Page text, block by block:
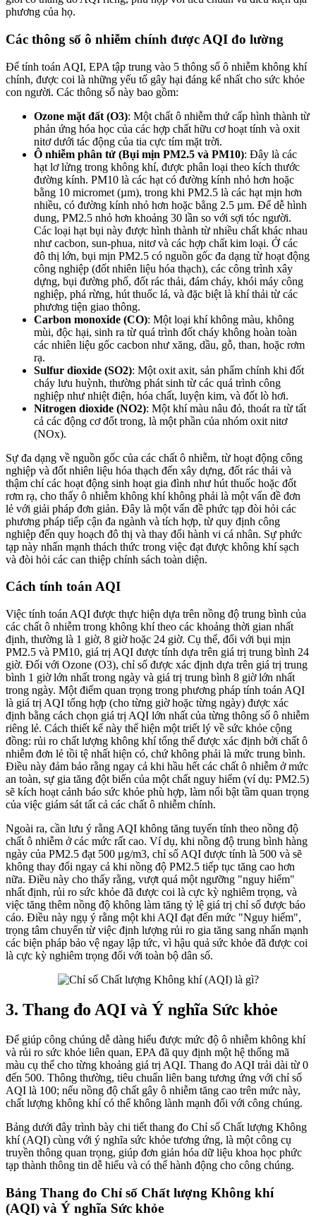
phương của họ.
Các thông số ô nhiễm chính được AQI đo lường
Để tính toán AQI, EPA tập trung vào 5 thông số ô nhiễm không khí
chính, được coi là những yếu tố gây hại đáng kể nhất cho sức khỏe
con người. Các thông số này bao gồm:
Ozone mặt đất (O3): Một chất ô nhiễm thứ cấp hình thành từ
phản ứng hóa học của các hợp chất hữu cơ hoạt tính và oxit
nitơ dưới tác động của tia cực tím mặt trời.
Ô nhiễm phân tử (Bụi mịn PM2.5 và PM10): Đây là các
hạt lơ lửng trong không khí, được phân loại theo kích thước
đường kính. PM10 là các hạt có đường kính nhỏ hơn hoặc
bằng 10 micromet (µm), trong khi PM2.5 là các hạt mịn hơn
nhiều, có đường kính nhỏ hơn hoặc bằng 2.5 µm. Để dễ hình
dung, PM2.5 nhỏ hơn khoảng 30 lần so với sợi tóc người.
Các loại hạt bụi này được hình thành từ nhiều chất khác nhau
như cacbon, sun-phua, nitơ và các hợp chất kim loại. Ở các
đô thị lớn, bụi mịn PM2.5 có nguồn gốc đa dạng từ hoạt động
công nghiệp (đốt nhiên liệu hóa thạch), các công trình xây
dựng, bụi đường phố, đốt rác thải, đám cháy, khói máy công
nghiệp, phá rừng, hút thuốc lá, và đặc biệt là khí thải từ các
phương tiện giao thông.
Carbon monoxide (CO): Một loại khí không màu, không
mùi, độc hại, sinh ra từ quá trình đốt cháy không hoàn toàn
các nhiên liệu gốc cacbon như xăng, dầu, gỗ, than, hoặc rơm
rạ.
Sulfur dioxide (SO2): Một oxit axit, sản phẩm chính khi đốt
cháy lưu huỳnh, thường phát sinh từ các quá trình công
nghiệp như nhiệt điện, hóa chất, luyện kim, và đốt lò hơi.
Nitrogen dioxide (NO2): Một khí màu nâu đỏ, thoát ra từ tất
cả các động cơ đốt trong, là một phần của nhóm oxit nitơ
(NOx).
Sự đa dạng về nguồn gốc của các chất ô nhiễm, từ hoạt động công
nghiệp và đốt nhiên liệu hóa thạch đến xây dựng, đốt rác thải và
thậm chí các hoạt động sinh hoạt gia đình như hút thuốc hoặc đốt
rơm rạ, cho thấy ô nhiễm không khí không phải là một vấn đề đơn
lẻ với giải pháp đơn giản. Đây là một vấn đề phức tạp đòi hỏi các
phương pháp tiếp cận đa ngành và tích hợp, từ quy định công
nghiệp đến quy hoạch đô thị và thay đổi hành vi cá nhân. Sự phức
tạp này nhấn mạnh thách thức trong việc đạt được không khí sạch
và đòi hỏi các can thiệp chính sách toàn diện.
Cách tính toán AQI
Việc tính toán AQI được thực hiện dựa trên nồng độ trung bình của
các chất ô nhiễm trong không khí theo các khoảng thời gian nhất
định, thường là 1 giờ, 8 giờ hoặc 24 giờ. Cụ thể, đối với bụi mịn
PM2.5 và PM10, giá trị AQI được tính dựa trên giá trị trung bình 24
giờ. Đối với Ozone (O3), chỉ số được xác định dựa trên giá trị trung
bình 1 giờ lớn nhất trong ngày và giá trị trung bình 8 giờ lớn nhất
trong ngày. Một điểm quan trọng trong phương pháp tính toán AQI
là giá trị AQI tổng hợp (cho từng giờ hoặc từng ngày) được xác
định bằng cách chọn giá trị AQI lớn nhất của từng thông số ô nhiễm
riêng lẻ. Cách thiết kế này thể hiện một triết lý về sức khỏe cộng
đồng: rủi ro chất lượng không khí tổng thể được xác định bởi chất ô
nhiễm đơn lẻ tồi tệ nhất hiện có, chứ không phải là mức trung bình.
Điều này đảm bảo rằng ngay cả khi hầu hết các chất ô nhiễm ở mức
an toàn, sự gia tăng đột biến của một chất nguy hiểm (ví dụ: PM2.5)
sẽ kích hoạt cảnh báo sức khỏe phù hợp, làm nổi bật tầm quan trọng
của việc giám sát tất cả các chất ô nhiễm chính.
Ngoài ra, cần lưu ý rằng AQI không tăng tuyến tính theo nồng độ
chất ô nhiễm ở các mức rất cao. Ví dụ, khi nồng độ trung bình hàng
ngày của PM2.5 đạt 500 μg/m3, chỉ số AQI được tính là 500 và sẽ
không thay đổi ngay cả khi nồng độ PM2.5 tiếp tục tăng cao hơn
nữa. Điều này cho thấy rằng, vượt quá một ngưỡng "nguy hiểm"
nhất định, rủi ro sức khỏe đã được coi là cực kỳ nghiêm trọng, và
việc tăng thêm nồng độ không làm tăng tỷ lệ giá trị chỉ số được báo
cáo. Điều này ngụ ý rằng một khi AQI đạt đến mức "Nguy hiểm",
trọng tâm chuyển từ việc định lượng rủi ro gia tăng sang nhấn mạnh
các biện pháp bảo vệ ngay lập tức, vì hậu quả sức khỏe đã được coi
là cực kỳ nghiêm trọng đối với toàn bộ dân số.
3. Thang đo AQI và Ý nghĩa Sức khỏe
Để giúp công chúng dễ dàng hiểu được mức độ ô nhiễm không khí
và rủi ro sức khỏe liên quan, EPA đã quy định một hệ thống mã
màu cụ thể cho từng khoảng giá trị AQI. Thang đo AQI trải dài từ 0
đến 500. Thông thường, tiêu chuẩn liên bang tương ứng với chỉ số
AQI là 100; nếu nồng độ chất gây ô nhiễm tăng cao trên mức này,
chất lượng không khí có thể không lành mạnh đối với công chúng.
Bảng dưới đây trình bày chi tiết thang đo Chỉ số Chất lượng Không
khí (AQI) cùng với ý nghĩa sức khỏe tương ứng, là một công cụ
truyền thông quan trọng, giúp đơn giản hóa dữ liệu khoa học phức
tạp thành thông tin dễ hiểu và có thể hành động cho công chúng.
Bảng Thang đo Chỉ số Chất lượng Không khí
(AQI) và Ý nghĩa Sức khỏe